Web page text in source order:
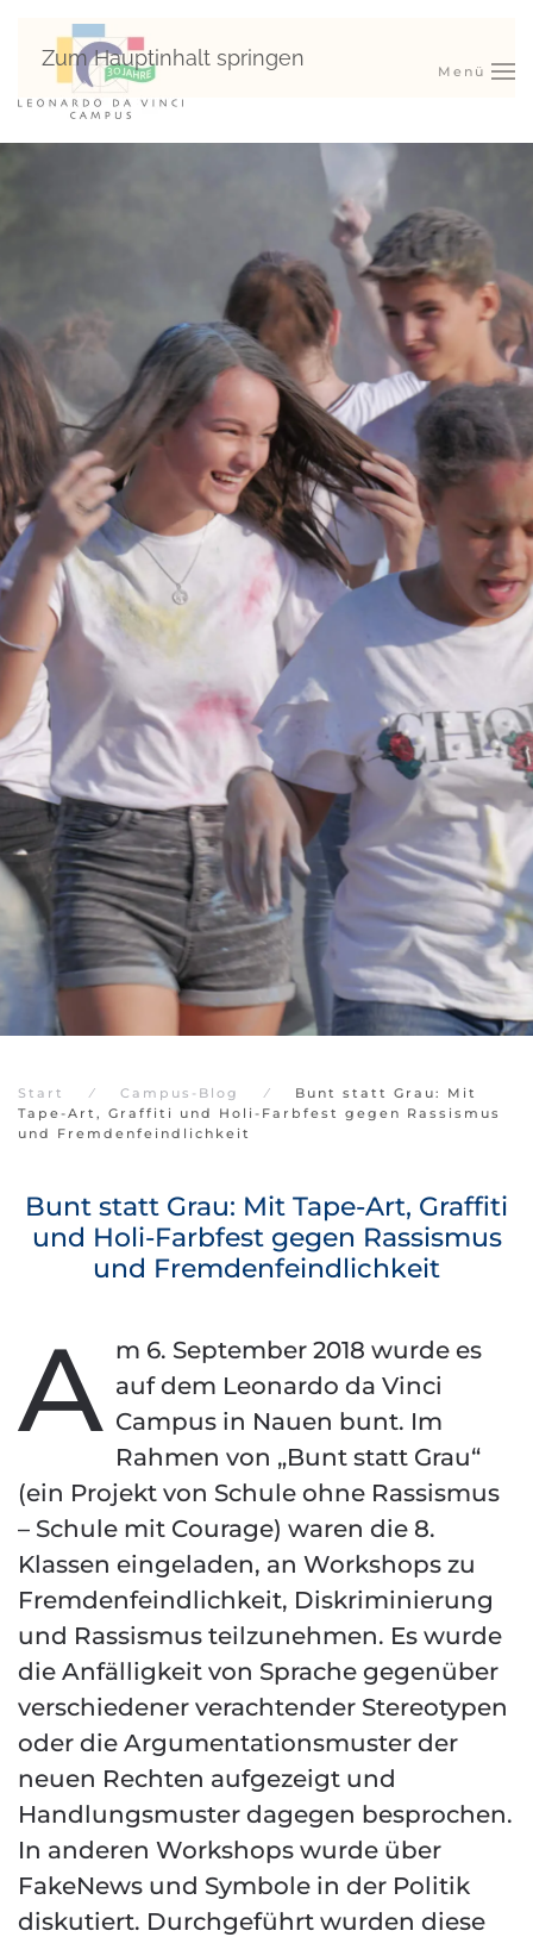
Zum Hauptinhalt springen
Menü
Start Campus-Blog
Bunt statt Grau: Mit
Tape-Art, Graffiti und Holi-Farbfest gegen Rassismus
und Fremdenfeindlichkeit
Bunt statt Grau: Mit Tape-Art, Graffiti
und Holi-Farbfest gegen Rassismus
und Fremdenfeindlichkeit
A m 6. September 2018 wurde es
auf dem Leonardo da Vinci
Campus in Nauen bunt. Im
Rahmen von „Bunt statt Grau“
(ein Projekt von Schule ohne Rassismus
– Schule mit Courage) waren die 8.
Klassen eingeladen, an Workshops zu
Fremdenfeindlichkeit, Diskriminierung
und Rassismus teilzunehmen. Es wurde
die Anfälligkeit von Sprache gegenüber
verschiedener verachtender Stereotypen
oder die Argumentationsmuster der
neuen Rechten aufgezeigt und
Handlungsmuster dagegen besprochen.
In anderen Workshops wurde über
FakeNews und Symbole in der Politik
diskutiert. Durchgeführt wurden diese